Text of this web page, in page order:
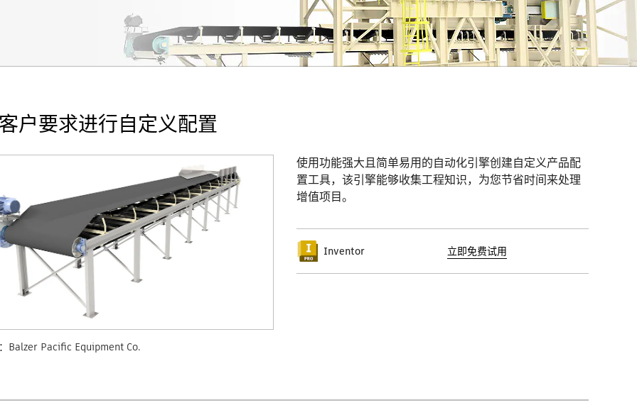
户要求进行自定义配置
Balzer Pacific Equipment Co.
使用功能强大且简单易用的自动化引擎创建自定义产品配
置工具，该引擎能够收集工程知识，为您节省时间来处理
增值项目。
Inventor 立即免费试用